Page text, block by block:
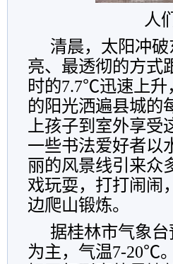
人
清晨，太阳冲
亮、最透彻的方式
时的7.7℃迅速上升
的阳光洒遍县城的
上孩子到室外享
一些书法爱好者以
丽的风景线引来众
戏玩耍，打打闹闹
边爬山锻炼。
据桂林市气象
为主，气温7-20℃